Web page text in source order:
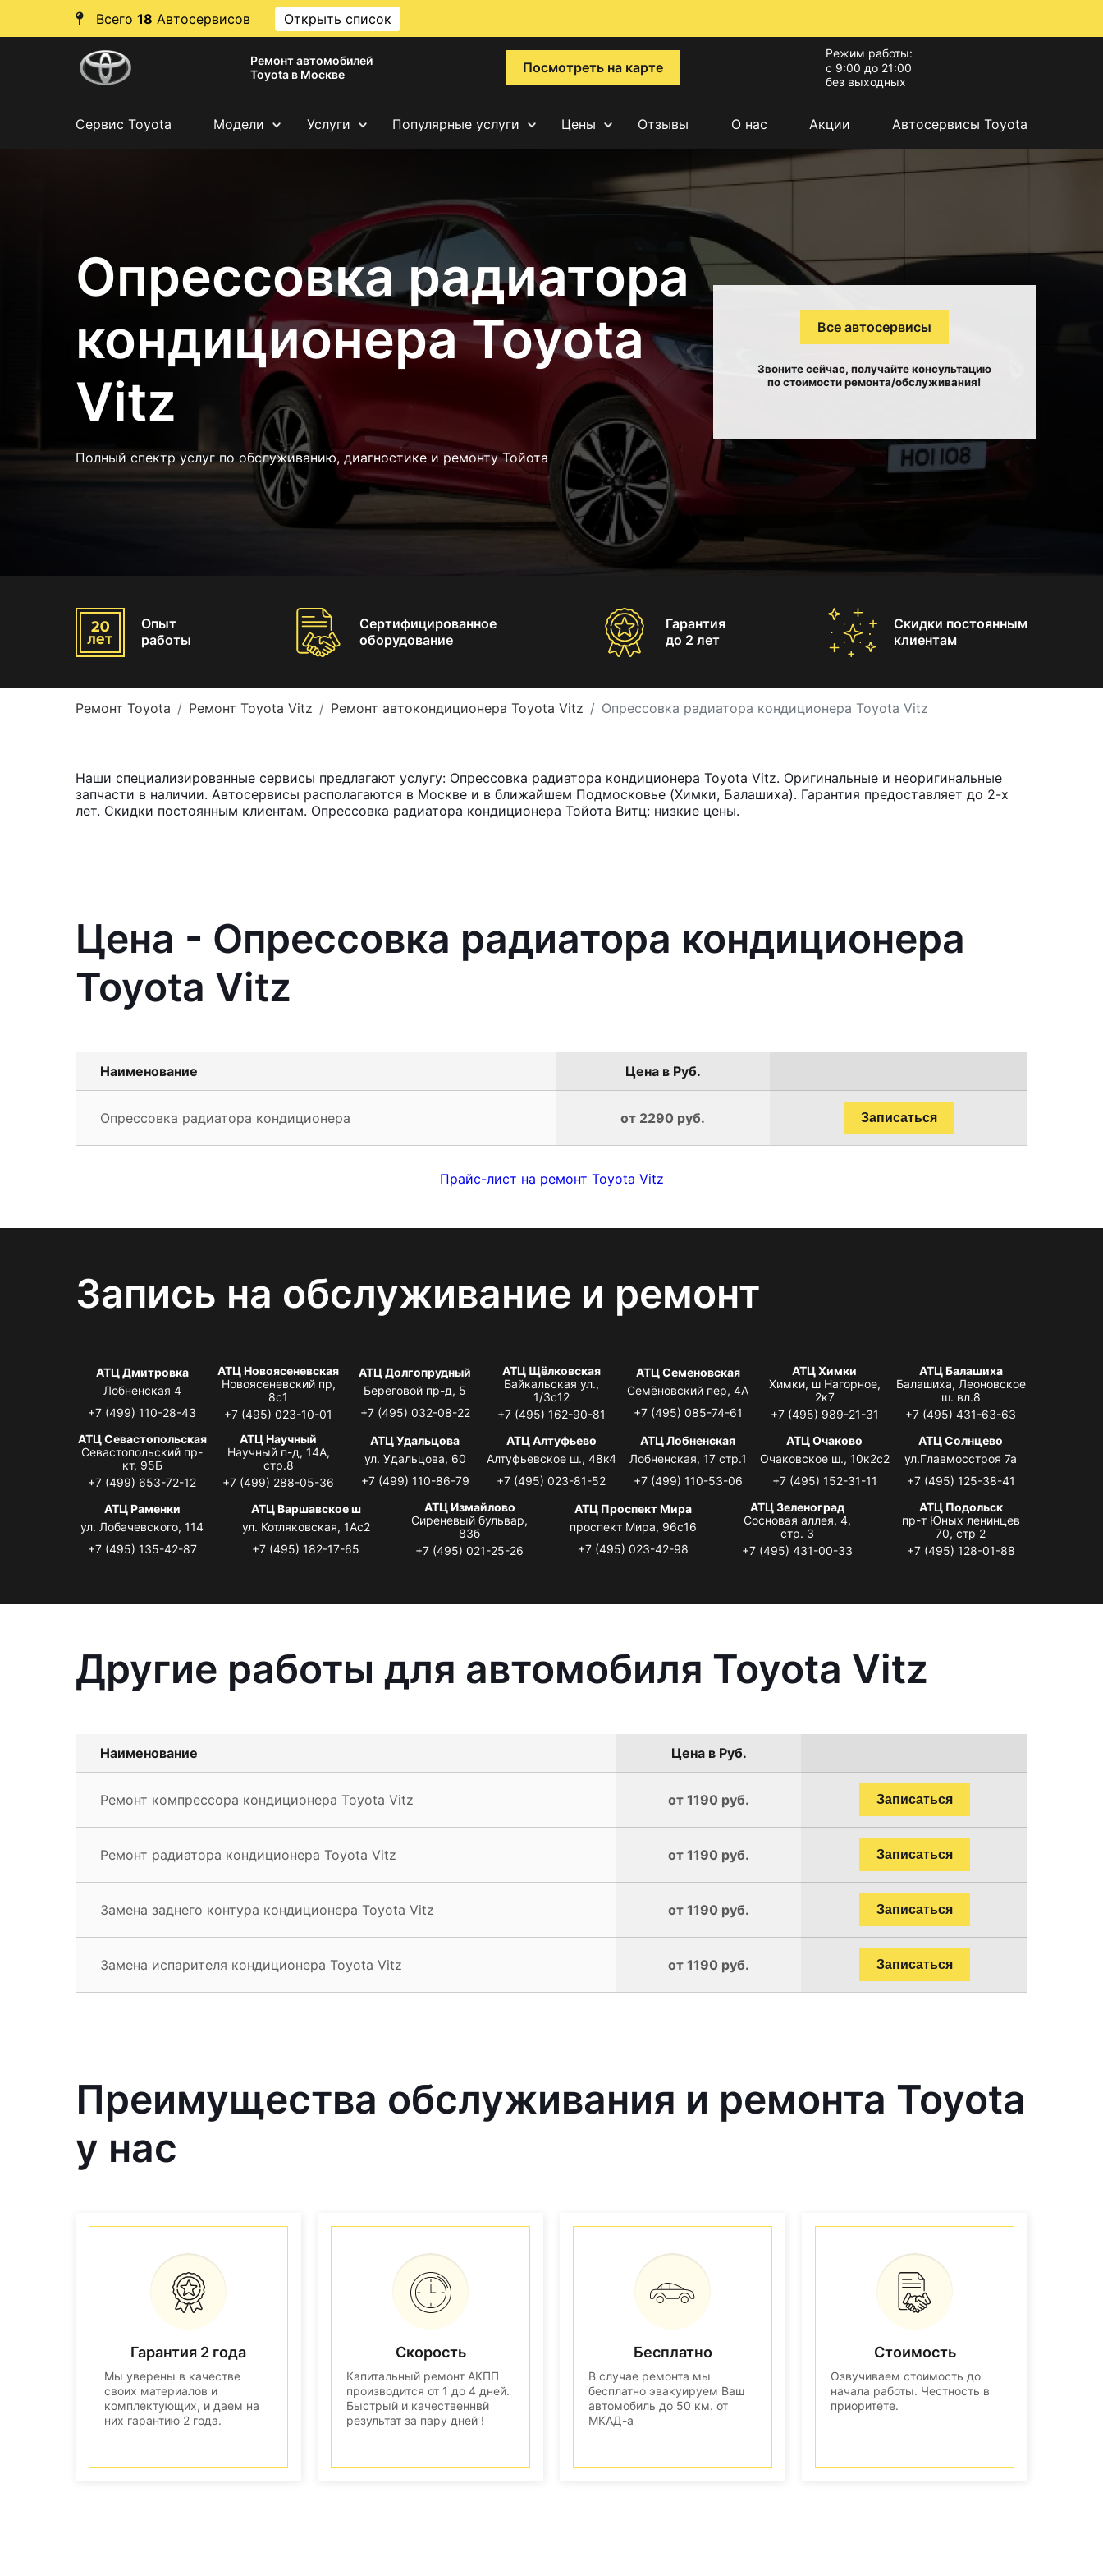
Всего 18 Автосервисов Открыть список
Ремонт автомобилей
Toyota в Москве
Посмотреть на карте
Режим работы:
с 9:00 до 21:00
без выходных
Сервис Toyota Модели Услуги Популярные услуги Цены Отзывы О нас Акции Автосервисы Toyota
Опрессовка радиатора
кондиционера Toyota
Vitz
Полный спектр услуг по обслуживанию, диагностике и ремонту Тойота
Все автосервисы
Звоните сейчас, получайте консультацию
по стоимости ремонта/обслуживания!
Опыт
работы
Сертифицированное
оборудование
Гарантия
до 2 лет
Скидки постоянным
клиентам
Ремонт Toyota Ремонт Toyota Vitz Ремонт автокондиционера Toyota Vitz Опрессовка радиатора кондиционера Toyota Vitz
Наши специализированные сервисы предлагают услугу: Опрессовка радиатора кондиционера Toyota Vitz. Оригинальные и неоригинальные
запчасти в наличии. Автосервисы располагаются в Москве и в ближайшем Подмосковье (Химки, Балашиха). Гарантия предоставляет до 2-х
лет. Скидки постоянным клиентам. Опрессовка радиатора кондиционера Тойота Витц: низкие цены.
Цена - Опрессовка радиатора кондиционера
Toyota Vitz
Наименование Цена в Руб.
Опрессовка радиатора кондиционера от 2290 руб. Записаться
Прайс-лист на ремонт Toyota Vitz
Запись на обслуживание и ремонт
АТЦ Дмитровка
Лобненская 4
+7 (499) 110-28-43
АТЦ Новоясеневская
Новоясеневский пр,
8с1
+7 (495) 023-10-01
АТЦ Долгопрудный
Береговой пр-д, 5
+7 (495) 032-08-22
АТЦ Щёлковская
Байкальская ул.,
1/3с12
+7 (495) 162-90-81
АТЦ Семеновская
Семёновский пер, 4А
+7 (495) 085-74-61
АТЦ Химки
Химки, ш Нагорное,
2к7
+7 (495) 989-21-31
АТЦ Балашиха
Балашиха, Леоновское
ш. вл.8
+7 (495) 431-63-63
АТЦ Севастопольская
Севастопольский пр-
кт, 95Б
+7 (499) 653-72-12
АТЦ Научный
Научный п-д, 14А,
стр.8
+7 (499) 288-05-36
АТЦ Удальцова
ул. Удальцова, 60
+7 (499) 110-86-79
АТЦ Алтуфьево
Алтуфьевское ш., 48к4
+7 (495) 023-81-52
АТЦ Лобненская
Лобненская, 17 стр.1
+7 (499) 110-53-06
АТЦ Очаково
Очаковское ш., 10к2с2
+7 (495) 152-31-11
АТЦ Солнцево
ул.Главмосстроя 7а
+7 (495) 125-38-41
АТЦ Раменки
ул. Лобачевского, 114
+7 (495) 135-42-87
АТЦ Варшавское ш
ул. Котляковская, 1Ас2
+7 (495) 182-17-65
АТЦ Измайлово
Сиреневый бульвар,
83б
+7 (495) 021-25-26
АТЦ Проспект Мира
проспект Мира, 96с16
+7 (495) 023-42-98
АТЦ Зеленоград
Сосновая аллея, 4,
стр. 3
+7 (495) 431-00-33
АТЦ Подольск
пр-т Юных ленинцев
70, стр 2
+7 (495) 128-01-88
Другие работы для автомобиля Toyota Vitz
Наименование Цена в Руб.
Ремонт компрессора кондиционера Toyota Vitz от 1190 руб. Записаться
Ремонт радиатора кондиционера Toyota Vitz от 1190 руб. Записаться
Замена заднего контура кондиционера Toyota Vitz от 1190 руб. Записаться
Замена испарителя кондиционера Toyota Vitz от 1190 руб. Записаться
Преимущества обслуживания и ремонта Toyota
у нас
Гарантия 2 года
Мы уверены в качестве
своих материалов и
комплектующих, и даем на
них гарантию 2 года.
Скорость
Капитальный ремонт АКПП
производится от 1 до 4 дней.
Быстрый и качественнвй
результат за пару дней !
Бесплатно
В случае ремонта мы
бесплатно эвакуируем Ваш
автомобиль до 50 км. от
МКАД-а
Стоимость
Озвучиваем стоимость до
начала работы. Честность в
приоритете.